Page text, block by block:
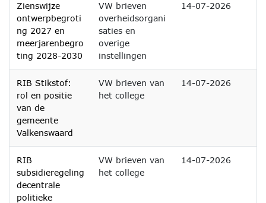
Zienswijze
ontwerpbegroti
ng 2027 en
meerjarenbegro
ting 2028-2030
VW brieven
overheidsorgani
saties en
overige
instellingen
14-07-2026
RIB Stikstof:
rol en positie
van de
gemeente
Valkenswaard
VW brieven van
het college
14-07-2026
RIB
subsidieregeling
decentrale
politieke
VW brieven van
het college
14-07-2026